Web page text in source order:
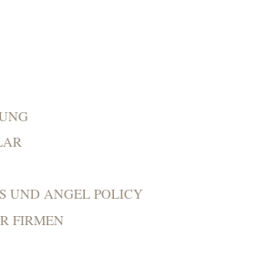
UND ANGEL POLICY
FIRMEN